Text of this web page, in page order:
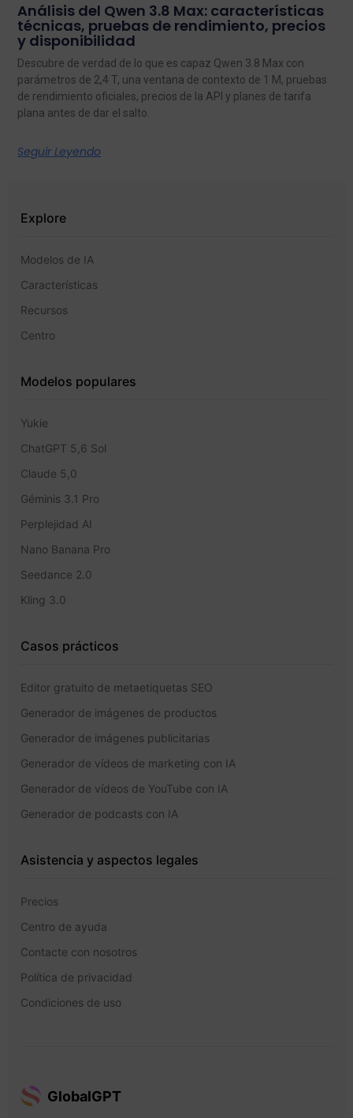
Análisis del Qwen 3.8 Max: características
técnicas, pruebas de rendimiento, precios
y disponibilidad
Descubre de verdad de lo que es capaz Qwen 3.8 Max con
parámetros de 2,4 T, una ventana de contexto de 1 M, pruebas
de rendimiento oficiales, precios de la API y planes de tarifa
plana antes de dar el salto.
Seguir Leyendo
Explore
Modelos de IA
Características
Recursos
Centro
Modelos populares
Yukie
ChatGPT 5,6 Sol
Claude 5,0
Géminis 3.1 Pro
Perplejidad AI
Nano Banana Pro
Seedance 2.0
Kling 3.0
Casos prácticos
Editor gratuito de metaetiquetas SEO
Generador de imágenes de productos
Generador de imágenes publicitarias
Generador de vídeos de marketing con IA
Generador de vídeos de YouTube con IA
Generador de podcasts con IA
Asistencia y aspectos legales
Precios
Centro de ayuda
Contacte con nosotros
Política de privacidad
Condiciones de uso
GlobalGPT